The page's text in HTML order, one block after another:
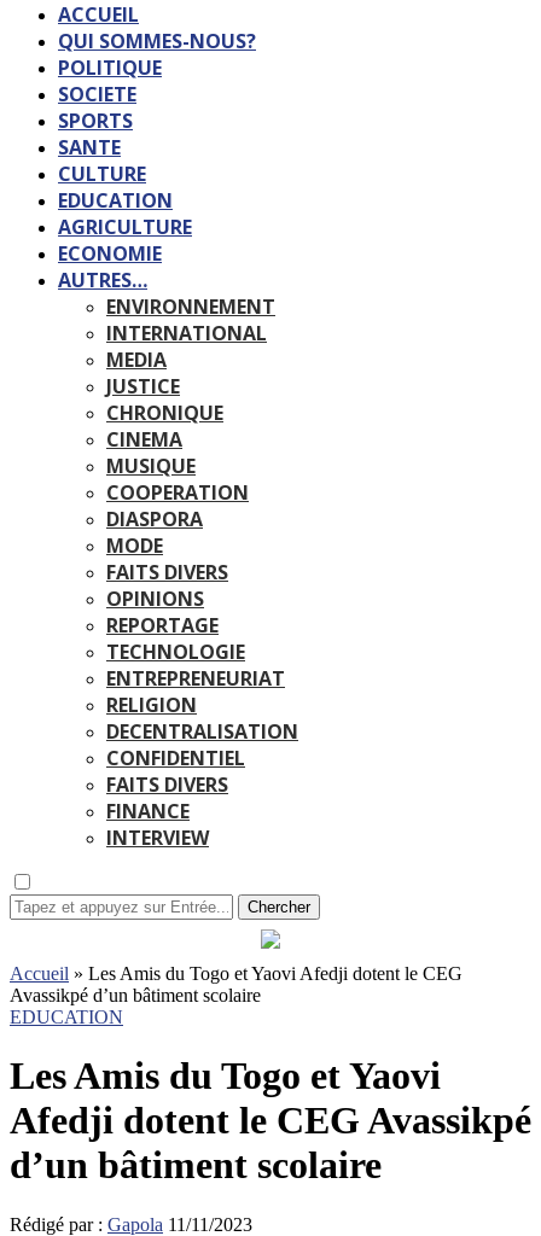
ACCUEIL
QUI SOMMES-NOUS?
POLITIQUE
SOCIETE
SPORTS
SANTE
CULTURE
EDUCATION
AGRICULTURE
ECONOMIE
AUTRES…
ENVIRONNEMENT
INTERNATIONAL
MEDIA
JUSTICE
CHRONIQUE
CINEMA
MUSIQUE
COOPERATION
DIASPORA
MODE
FAITS DIVERS
OPINIONS
REPORTAGE
TECHNOLOGIE
ENTREPRENEURIAT
RELIGION
DECENTRALISATION
CONFIDENTIEL
FAITS DIVERS
FINANCE
INTERVIEW
Chercher
Accueil » Les Amis du Togo et Yaovi Afedji dotent le CEG
Avassikpé d’un bâtiment scolaire
EDUCATION
Les Amis du Togo et Yaovi
Afedji dotent le CEG Avassikpé
d’un bâtiment scolaire
Rédigé par : Gapola 11/11/2023